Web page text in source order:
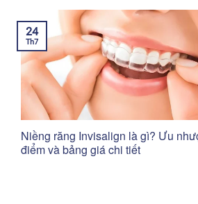
Niềng răng Invisalign là gì? Ưu
điểm và bảng giá chi tiết
24
Th7